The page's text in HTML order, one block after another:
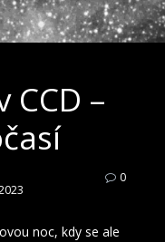
CCD –
0
noc, kdy se ale